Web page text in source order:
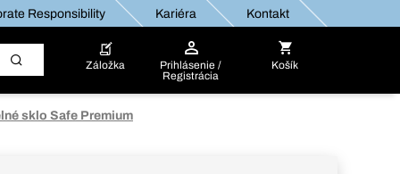
Responsibility Kariéra Kontakt
Záložka
Prihlásenie /
Registrácia
Košík
sklo Safe Premium